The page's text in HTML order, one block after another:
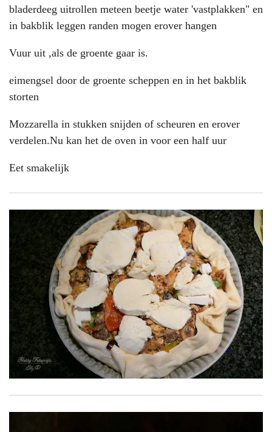
bladerdeeg uitrollen meteen beetje water 'vastplakken" en
in bakblik leggen randen mogen erover hangen
Vuur uit ,als de groente gaar is.
eimengsel door de groente scheppen en in het bakblik
storten
Mozzarella in stukken snijden of scheuren en erover
verdelen.Nu kan het de oven in voor een half uur
Eet smakelijk